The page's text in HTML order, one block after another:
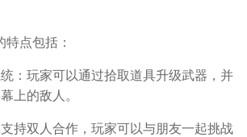
特点包括：
：玩家可以通过拾取道具升级武器，并
上的敌人。
持双人合作，玩家可以与朋友一起挑战